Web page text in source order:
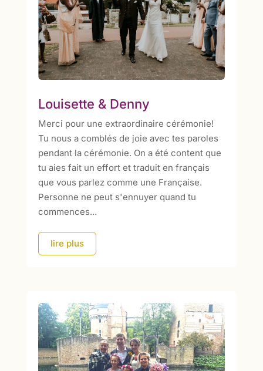
Louisette & Denny
Merci pour une extraordinaire cérémonie!
Tu nous a comblés de joie avec tes paroles
pendant la cérémonie. On a été content que
tu aies fait un effort et traduit en français
que vous parlez comme une Française.
Personne ne peut s'ennuyer quand tu
commences...
lire plus